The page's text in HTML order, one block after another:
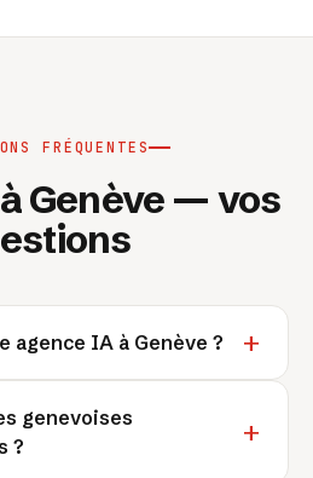
FRÉQUENTES
Genève — vos
agence IA à Genève ?
genevoises
?